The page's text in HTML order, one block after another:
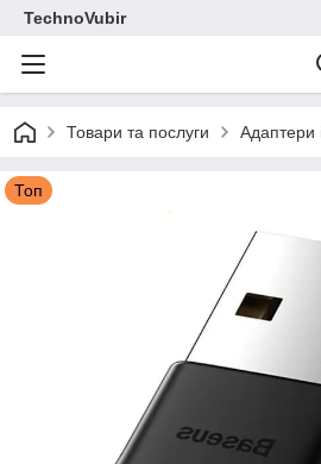
TechnoVubir
Товари та послуги Адаптери
Топ